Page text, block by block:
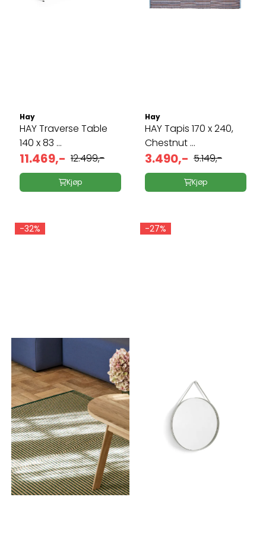
Hay
HAY Traverse Table
140 x 83 ...
11.469,- 12.499,-
Kjøp
Hay
HAY Tapis 170 x 240,
Chestnut ...
3.490,- 5.149,-
Kjøp
-32% -27%